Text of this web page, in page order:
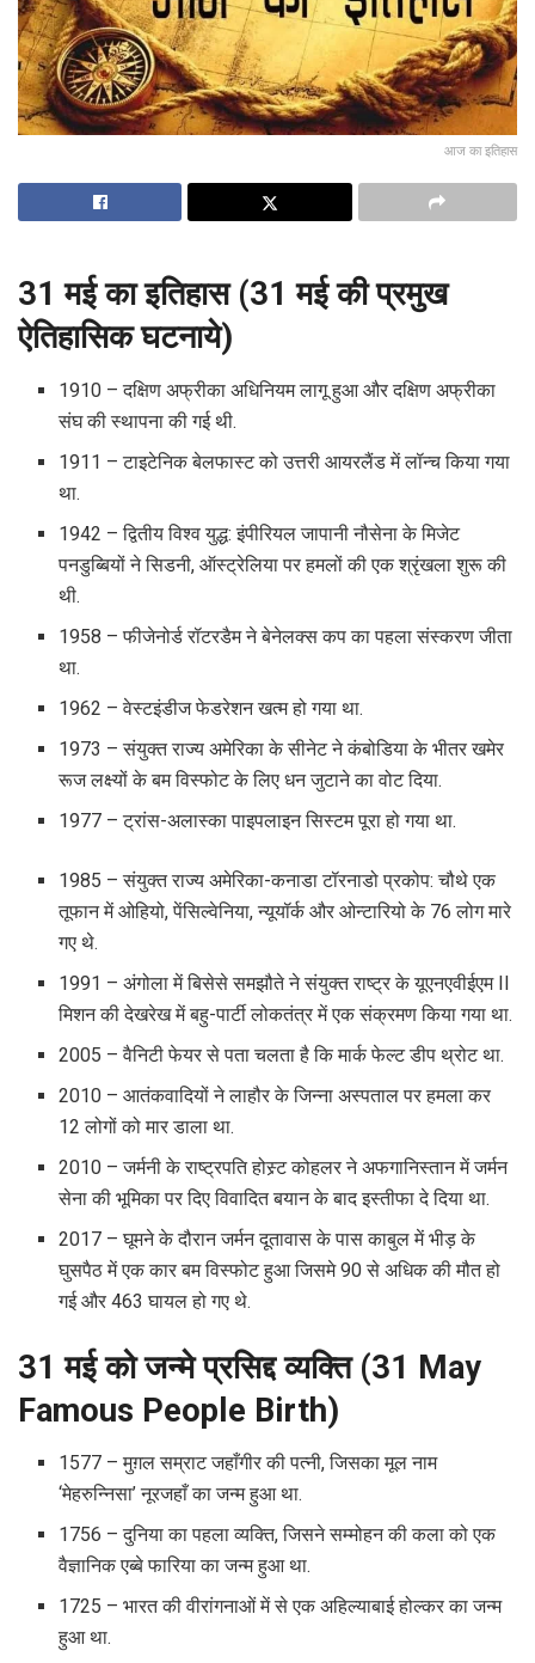
आज का इतिहास
31 मई का इतिहास (31 मई की प्रमुख
ऐतिहासिक घटनाये)
1910 – दक्षिण अफ्रीका अधिनियम लागू हुआ और दक्षिण अफ्रीका
संघ की स्थापना की गई थी.
1911 – टाइटेनिक बेलफास्ट को उत्तरी आयरलैंड में लॉन्च किया गया
था.
1942 – द्वितीय विश्व युद्ध: इंपीरियल जापानी नौसेना के मिजेट
पनडुब्बियों ने सिडनी, ऑस्ट्रेलिया पर हमलों की एक श्रृंखला शुरू की
थी.
1958 – फीजेनोर्ड रॉटरडैम ने बेनेलक्स कप का पहला संस्करण जीता
था.
1962 – वेस्टइंडीज फेडरेशन खत्म हो गया था.
1973 – संयुक्त राज्य अमेरिका के सीनेट ने कंबोडिया के भीतर खमेर
रूज लक्ष्यों के बम विस्फोट के लिए धन जुटाने का वोट दिया.
1977 – ट्रांस-अलास्का पाइपलाइन सिस्टम पूरा हो गया था.
1985 – संयुक्त राज्य अमेरिका-कनाडा टॉरनाडो प्रकोप: चौथे एक
तूफान में ओहियो, पेंसिल्वेनिया, न्यूयॉर्क और ओन्टारियो के 76 लोग मारे
गए थे.
1991 – अंगोला में बिसेसे समझौते ने संयुक्त राष्ट्र के यूएनएवीईएम II
मिशन की देखरेख में बहु-पार्टी लोकतंत्र में एक संक्रमण किया गया था.
2005 – वैनिटी फेयर से पता चलता है कि मार्क फेल्ट डीप थ्रोट था.
2010 – आतंकवादियों ने लाहौर के जिन्ना अस्पताल पर हमला कर
12 लोगों को मार डाला था.
2010 – जर्मनी के राष्ट्रपति होस्र्ट कोहलर ने अफगानिस्तान में जर्मन
सेना की भूमिका पर दिए विवादित बयान के बाद इस्तीफा दे दिया था.
2017 – घूमने के दौरान जर्मन दूतावास के पास काबुल में भीड़ के
घुसपैठ में एक कार बम विस्फोट हुआ जिसमे 90 से अधिक की मौत हो
गई और 463 घायल हो गए थे.
31 मई को जन्मे प्रसिद्द व्यक्ति (31 May
Famous People Birth)
1577 – मुग़ल सम्राट जहाँगीर की पत्नी, जिसका मूल नाम
‘मेहरुन्निसा’ नूरजहाँ का जन्म हुआ था.
1756 – दुनिया का पहला व्यक्ति, जिसने सम्मोहन की कला को एक
वैज्ञानिक एब्बे फारिया का जन्म हुआ था.
1725 – भारत की वीरांगनाओं में से एक अहिल्याबाई होल्कर का जन्म
हुआ था.